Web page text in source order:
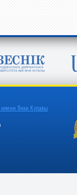
имени Янки Купалы